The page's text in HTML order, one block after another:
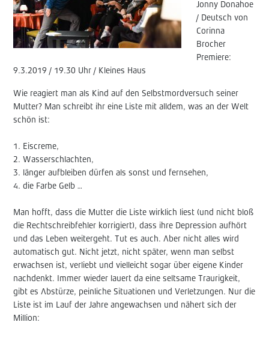
Jonny Donahoe
/ Deutsch von
Corinna
Brocher
Premiere:
9.3.2019 / 19.30 Uhr / Kleines Haus
Wie reagiert man als Kind auf den Selbstmordversuch seiner
Mutter? Man schreibt ihr eine Liste mit alldem, was an der Welt
schön ist:
1. Eiscreme,
2. Wasserschlachten,
3. länger aufbleiben dürfen als sonst und fernsehen,
4. die Farbe Gelb …
Man hofft, dass die Mutter die Liste wirklich liest (und nicht bloß
die Rechtschreibfehler korrigiert), dass ihre Depression aufhört
und das Leben weitergeht. Tut es auch. Aber nicht alles wird
automatisch gut. Nicht jetzt, nicht später, wenn man selbst
erwachsen ist, verliebt und vielleicht sogar über eigene Kinder
nachdenkt. Immer wieder lauert da eine seltsame Traurigkeit,
gibt es Abstürze, peinliche Situationen und Verletzungen. Nur die
Liste ist im Lauf der Jahre angewachsen und nähert sich der
Million: